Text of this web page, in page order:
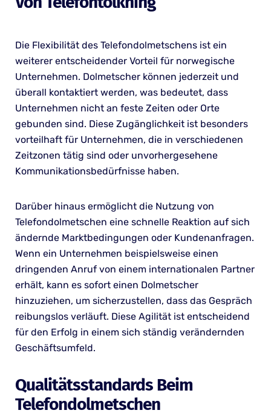
Die Flexibilität des Telefondolmetschens ist ein
weiterer entscheidender Vorteil für norwegische
Unternehmen. Dolmetscher können jederzeit und
überall kontaktiert werden, was bedeutet, dass
Unternehmen nicht an feste Zeiten oder Orte
gebunden sind. Diese Zugänglichkeit ist besonders
vorteilhaft für Unternehmen, die in verschiedenen
Zeitzonen tätig sind oder unvorhergesehene
Kommunikationsbedürfnisse haben.
Darüber hinaus ermöglicht die Nutzung von
Telefondolmetschen eine schnelle Reaktion auf sich
ändernde Marktbedingungen oder Kundenanfragen.
Wenn ein Unternehmen beispielsweise einen
dringenden Anruf von einem internationalen Partner
erhält, kann es sofort einen Dolmetscher
hinzuziehen, um sicherzustellen, dass das Gespräch
reibungslos verläuft. Diese Agilität ist entscheidend
für den Erfolg in einem sich ständig verändernden
Geschäftsumfeld.
Qualitätsstandards Beim
Telefondolmetschen